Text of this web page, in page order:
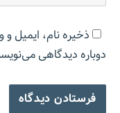
ذخیره نام، ایمیل
دوباره دیدگاهی